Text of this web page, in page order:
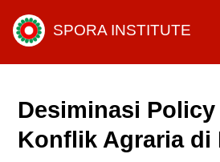
SPORA INSTITUTE
Desiminasi
Konflik Agraria di